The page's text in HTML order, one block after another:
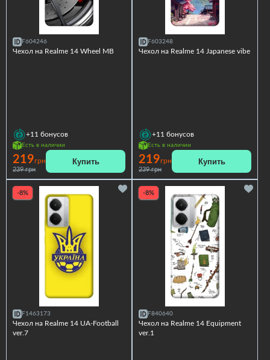
F604246
Чехол на Realme 14 Wheel MB
+11 бонусов
Есть в наличии
219грн
239 грн
Купить
F603248
Чехол на Realme 14 Japanese vibe
+11 бонусов
Есть в наличии
219грн
239 грн
Купить
-8%
F1463173
Чехол на Realme 14 UA-Football
ver.7
-8%
F840640
Чехол на Realme 14 Equipment
ver.1